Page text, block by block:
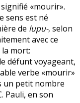
«mourir».
sens est né
de lupu-, selon
avec ce
la mort:
défunt voyageant,
verbe «mourir»
un petit nombre
Pauli, en son